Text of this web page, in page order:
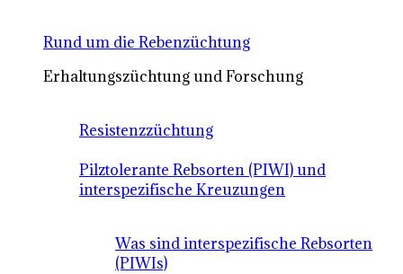
Rund um die Rebenzüchtung
Erhaltungszüchtung und Forschung
Resistenzzüchtung
Pilztolerante Rebsorten (PIWI) und
interspezifische Kreuzungen
Was sind interspezifische Rebsorten
(PIWIs)